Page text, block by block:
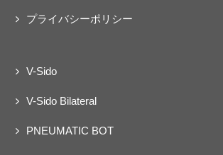
プライバシーポリシー
V-Sido
V-Sido Bilateral
PNEUMATIC BOT